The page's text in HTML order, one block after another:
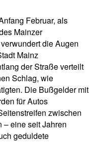
Februar, als
Mainzer
die Augen
Mainz
der Straße verteilt
Schlag, wie
Die Bußgelder mit
für Autos
zwischen
– eine seit Jahren
geduldete